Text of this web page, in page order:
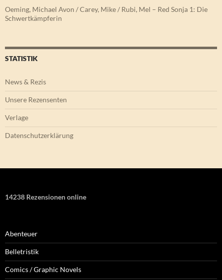
Oeming, Michael Avon / Carey, Mike / Rubi, Mel – Red Sonja 1: Die
Schwertkämpferin
STATISTIK
News & Rezis
Unsere Rezensenten
Verlage
Datenschutzerklärung
14238 Rezensionen online
Abenteuer
Belletristik
Comics / Graphic Novels